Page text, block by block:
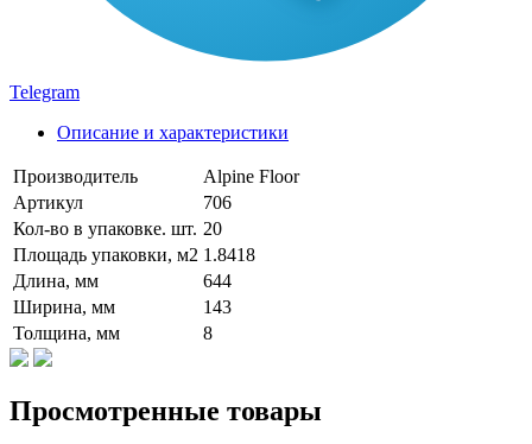
Telegram
Описание и характеристики
Производитель
Alpine Floor
Артикул
706
Кол-во в упаковке. шт. 20
Площадь упаковки, м2 1.8418
Длина, мм
644
Ширина, мм
143
Толщина, мм
8
Просмотренные товары